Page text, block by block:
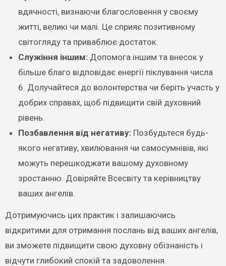
вдячності, визнаючи благословення у своєму
житті, великі чи малі. Це сприяє позитивному
світогляду та приваблює достаток.
Служіння іншим:Допомога іншим та внесок у
більше благо відповідає енергії піклування числа
6. Долучайтеся до волонтерства чи беріть участь у
добрих справах, щоб підвищити свій духовний
рівень.
Позбавлення від негативу:Позбудьтеся будь-
якого негативу, хвилювання чи самосумнівів, які
можуть перешкоджати вашому духовному
зростанню. Довіряйте Всесвіту та керівництву
ваших ангелів.
Дотримуючись цих практик і залишаючись
відкритими для отримання послань від ваших ангелів,
ви зможете підвищити свою духовну обізнаність і
відчути глибокий спокій та задоволення.